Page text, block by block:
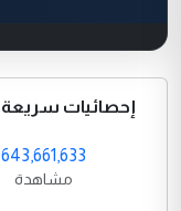
إحصائيات سريعة
643,661,633
مشاهدة